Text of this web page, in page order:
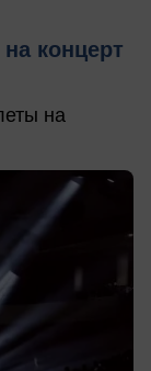
концерт
на